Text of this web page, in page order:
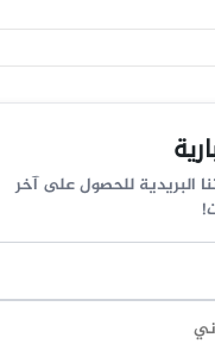
البريدية للحصول على آخر